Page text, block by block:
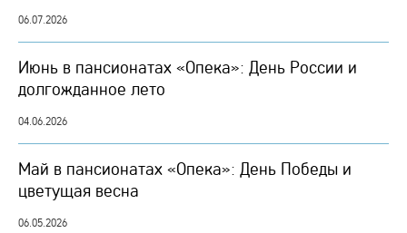
06.07.2026
Июнь в пансионатах «Опека»: День России и
долгожданное лето
04.06.2026
Май в пансионатах «Опека»: День Победы и
цветущая весна
06.05.2026